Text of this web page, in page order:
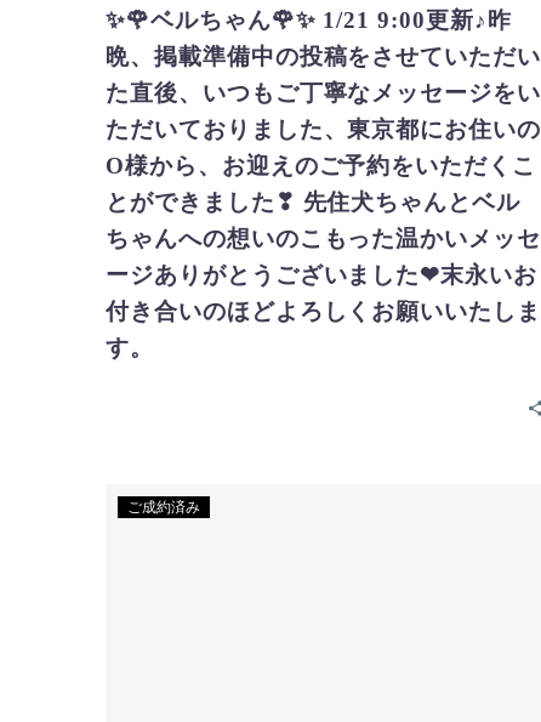
✨🌹ベルちゃん🌹✨ 1/21 9:00更新♪昨
晩、掲載準備中の投稿をさせていただい
た直後、いつもご丁寧なメッセージをい
ただいておりました、東京都にお住いの
O様から、お迎えのご予約をいただくこ
とができました❣ 先住犬ちゃんとベル
ちゃんへの想いのこもった温かいメッセ
ージありがとうございました❤末永いお
付き合いのほどよろしくお願いいたしま
す。
ご成約済み